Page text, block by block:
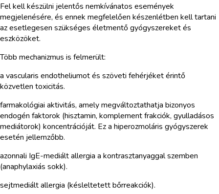
Fel kell készülni jelentős nemkívánatos események
megjelenésére, és ennek megfelelően készenlétben kell tartani
az esetlegesen szükséges életmentő gyógyszereket és
eszközöket.
Több mechanizmus is felmerült:
a vascularis endotheliumot és szöveti fehérjéket érintő
közvetlen toxicitás.
farmakológiai aktivitás, amely megváltoztathatja bizonyos
endogén faktorok (hisztamin, komplement frakciók, gyulladásos
mediátorok) koncentrációját. Ez a hiperozmoláris gyógyszerek
esetén jellemzőbb.
azonnali IgE-mediált allergia a kontrasztanyaggal szemben
(anaphylaxiás sokk).
sejtmediált allergia (késleltetett bőrreakciók).